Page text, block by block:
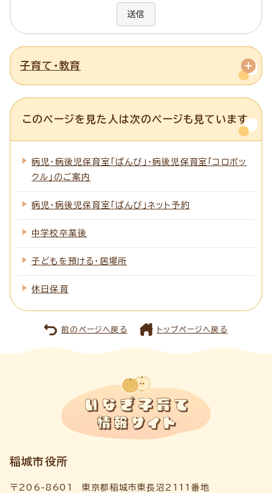
送信
子育て・教育
このページを見た人は次のページも見ています
病児・病後児保育室「ばんび」・病後児保育室「コロボッ
クル」のご案内
病児・病後児保育室「ばんび」ネット予約
中学校卒業後
子どもを預ける・居場所
休日保育
前のページへ戻る トップページへ戻る
稲城市役所
〒206-8601 東京都稲城市東長沼2111番地